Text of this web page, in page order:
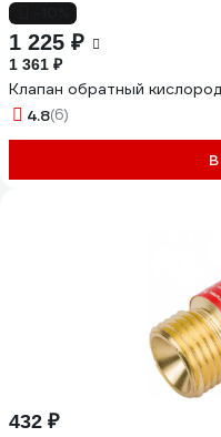
1 225 ₽
1 361 ₽
Клапан обратный
4.8(6)
432 ₽